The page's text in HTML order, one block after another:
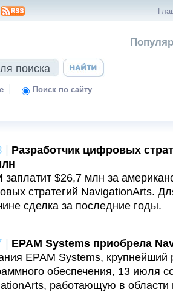
| Поиск по сайту
| Разработчик цифровых
заплатит $26,7 млн за
стратегий NavigationArts.
сделка за последние годы.
| EPAM Systems приобрела
EPAM Systems, крупнейший
обеспечения, 13 июля
работающую в области